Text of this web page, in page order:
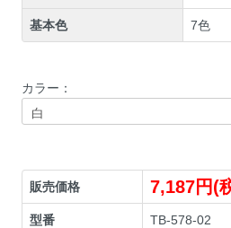
基本色 7色
カラー：
販売価格 7,187円(
型番 TB-578-02